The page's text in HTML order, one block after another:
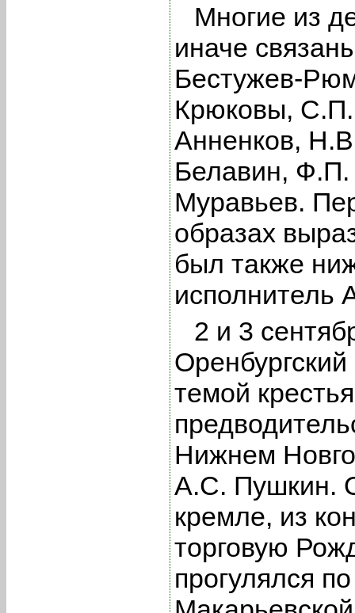
Многие из
иначе
Бестужев-
Крюковы,
Анненков,
Белавин,
Муравьев.
образах
был также
2 и 3
темой
Нижнем
А.С. Пушкин.
кремле, из
торговую
прогулялся